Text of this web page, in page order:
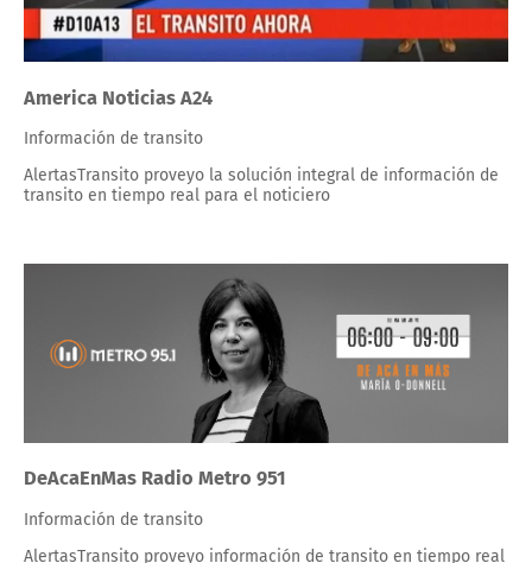
America Noticias A24
Información de transito
AlertasTransito proveyo la solución integral de información de
transito en tiempo real para el noticiero
DeAcaEnMas Radio Metro 951
Información de transito
AlertasTransito proveyo información de transito en tiempo real